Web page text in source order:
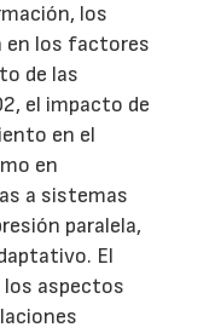
los
en los factores
de las
el impacto de
en el
en
a sistemas
paralela,
El
los aspectos